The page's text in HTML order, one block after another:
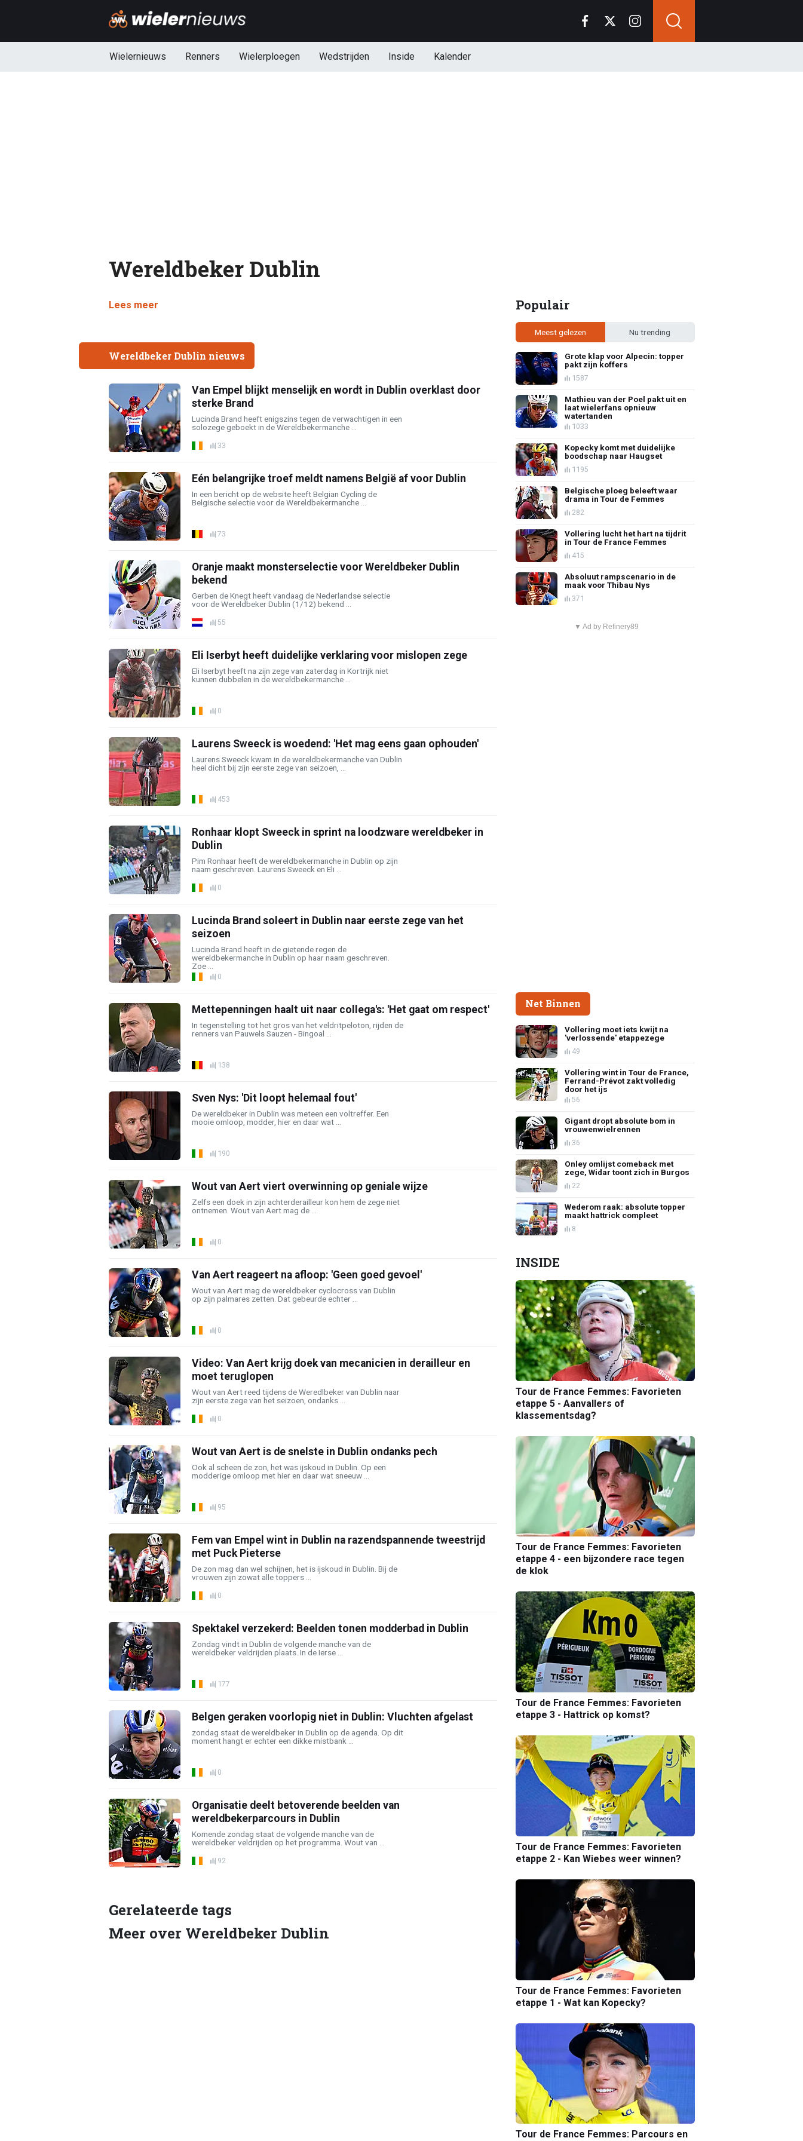
Wielernieuws Renners Wielerploegen Wedstrijden Inside Kalender
Wereldbeker Dublin
Lees meer
Wereldbeker Dublin nieuws
Van Empel blijkt menselijk en wordt in Dublin overklast door
sterke Brand
Lucinda Brand heeft enigszins tegen de verwachtigen in een
solozege geboekt in de Wereldbekermanche ...
33
Eén belangrijke troef meldt namens België af voor Dublin
In een bericht op de website heeft Belgian Cycling de
Belgische selectie voor de Wereldbekermanche ...
73
Oranje maakt monsterselectie voor Wereldbeker Dublin
bekend
Gerben de Knegt heeft vandaag de Nederlandse selectie
voor de Wereldbeker Dublin (1/12) bekend ...
55
Eli Iserbyt heeft duidelijke verklaring voor mislopen zege
Eli Iserbyt heeft na zijn zege van zaterdag in Kortrijk niet
kunnen dubbelen in de wereldbekermanche ...
0
Laurens Sweeck is woedend: 'Het mag eens gaan ophouden'
Laurens Sweeck kwam in de wereldbekermanche van Dublin
heel dicht bij zijn eerste zege van seizoen, ...
453
Ronhaar klopt Sweeck in sprint na loodzware wereldbeker in
Dublin
Pim Ronhaar heeft de wereldbekermanche in Dublin op zijn
naam geschreven. Laurens Sweeck en Eli ...
0
Lucinda Brand soleert in Dublin naar eerste zege van het
seizoen
Lucinda Brand heeft in de gietende regen de
wereldbekermanche in Dublin op haar naam geschreven.
Zoe ...
0
Mettepenningen haalt uit naar collega's: 'Het gaat om respect'
In tegenstelling tot het gros van het veldritpeloton, rijden de
renners van Pauwels Sauzen - Bingoal ...
138
Sven Nys: 'Dit loopt helemaal fout'
De wereldbeker in Dublin was meteen een voltreffer. Een
mooie omloop, modder, hier en daar wat ...
190
Wout van Aert viert overwinning op geniale wijze
Zelfs een doek in zijn achterderailleur kon hem de zege niet
ontnemen. Wout van Aert mag de ...
0
Van Aert reageert na afloop: 'Geen goed gevoel'
Wout van Aert mag de wereldbeker cyclocross van Dublin
op zijn palmares zetten. Dat gebeurde echter ...
0
Video: Van Aert krijg doek van mecanicien in derailleur en
moet teruglopen
Wout van Aert reed tijdens de Weredlbeker van Dublin naar
zijn eerste zege van het seizoen, ondanks ...
0
Wout van Aert is de snelste in Dublin ondanks pech
Ook al scheen de zon, het was ijskoud in Dublin. Op een
modderige omloop met hier en daar wat sneeuw ...
95
Fem van Empel wint in Dublin na razendspannende tweestrijd
met Puck Pieterse
De zon mag dan wel schijnen, het is ijskoud in Dublin. Bij de
vrouwen zijn zowat alle toppers ...
0
Spektakel verzekerd: Beelden tonen modderbad in Dublin
Zondag vindt in Dublin de volgende manche van de
wereldbeker veldrijden plaats. In de Ierse ...
177
Belgen geraken voorlopig niet in Dublin: Vluchten afgelast
zondag staat de wereldbeker in Dublin op de agenda. Op dit
moment hangt er echter een dikke mistbank ...
0
Organisatie deelt betoverende beelden van
wereldbekerparcours in Dublin
Komende zondag staat de volgende manche van de
wereldbeker veldrijden op het programma. Wout van ...
92
Gerelateerde tags
Meer over Wereldbeker Dublin
Populair
Meest gelezen Nu trending
Grote klap voor Alpecin: topper
pakt zijn koffers
1587
Mathieu van der Poel pakt uit en
laat wielerfans opnieuw
watertanden
1033
Kopecky komt met duidelijke
boodschap naar Haugset
1195
Belgische ploeg beleeft waar
drama in Tour de Femmes
282
Vollering lucht het hart na tijdrit
in Tour de France Femmes
415
Absoluut rampscenario in de
maak voor Thibau Nys
371
▼ Ad by Refinery89
Net Binnen
Vollering moet iets kwijt na
'verlossende' etappezege
49
Vollering wint in Tour de France,
Ferrand-Prévot zakt volledig
door het ijs
56
Gigant dropt absolute bom in
vrouwenwielrennen
36
Onley omlijst comeback met
zege, Widar toont zich in Burgos
22
Wederom raak: absolute topper
maakt hattrick compleet
8
INSIDE
Tour de France Femmes: Favorieten
etappe 5 - Aanvallers of
klassementsdag?
Tour de France Femmes: Favorieten
etappe 4 - een bijzondere race tegen
de klok
Tour de France Femmes: Favorieten
etappe 3 - Hattrick op komst?
Tour de France Femmes: Favorieten
etappe 2 - Kan Wiebes weer winnen?
Tour de France Femmes: Favorieten
etappe 1 - Wat kan Kopecky?
Tour de France Femmes: Parcours en